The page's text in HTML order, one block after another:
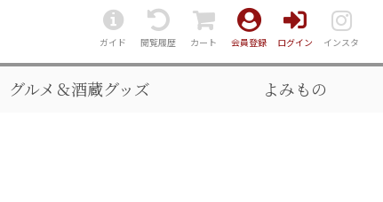
ガイド 閲覧履歴 カート 会員登録 ログイン インスタ
グルメ＆酒蔵グッズ よみもの